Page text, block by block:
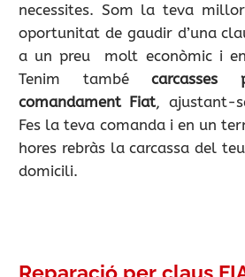
necessites. Som la teva
oportunitat de gaudir d’una
a un preu molt econòmic i
Tenim també
comandament Fiat, ajustant-
Fes la teva comanda i en un
hores rebràs la carcassa del
domicili.